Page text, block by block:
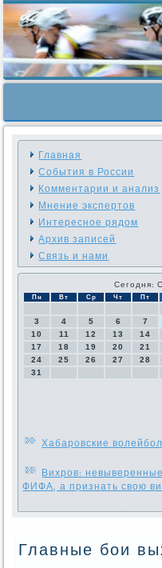
Главная
События в России
Комментарии и анализ
Мнение экспертов
Интересное рядом
Архив записей
Связь и нами
Сегодня:
Пн Вт Ср Чт Пт
3
4 5 6 7
10
11 12 13 14
17
18 19 20 21
24
25 26 27 28
31
Хабаровские
Вихров:
ФИФА, а признать свою
Главные бои